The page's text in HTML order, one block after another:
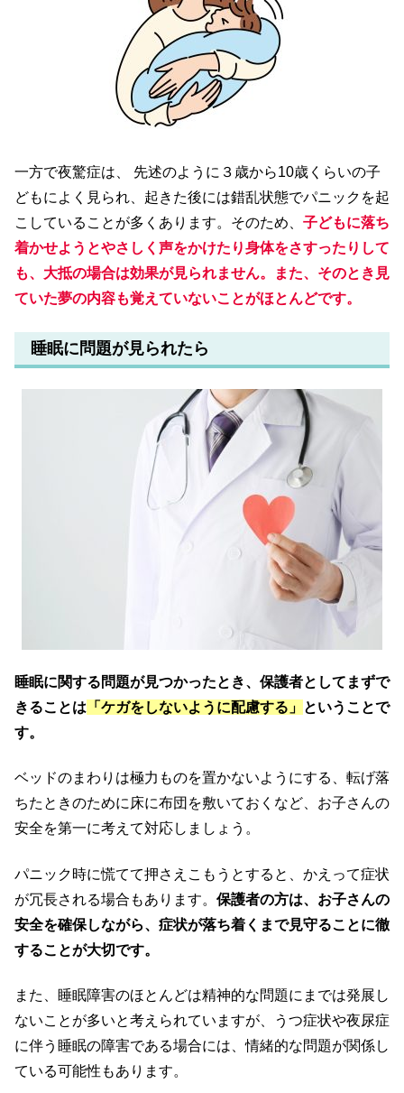
一方で夜驚症は、 先述のように３歳から10歳くらいの子
どもによく見られ、起きた後には錯乱状態でパニックを起
こしていることが多くあります。そのため、 子どもに落ち
着かせようとやさしく声をかけたり身体をさすったりして
も、大抵の場合は効果が見られません。また、そのとき見
ていた夢の内容も覚えていないことがほとんどです。
睡眠に問題が見られたら
睡眠に関する問題が見つかったとき、保護者としてまずで
きることは 「ケガをしないように配慮する」 ということで
す。
ベッドのまわりは極力ものを置かないようにする、転げ落
ちたときのために床に布団を敷いておくなど、お子さんの
安全を第一に考えて対応しましょう。
パニック時に慌てて押さえこもうとすると、かえって症状
が冗長される場合もあります。 保護者の方は、お子さんの
安全を確保しながら、症状が落ち着くまで見守ることに徹
することが大切です。
また、睡眠障害のほとんどは精神的な問題にまでは発展し
ないことが多いと考えられていますが、うつ症状や夜尿症
に伴う睡眠の障害である場合には、情緒的な問題が関係し
ている可能性もあります。